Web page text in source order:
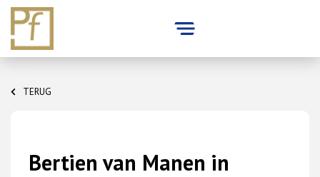
content
TERUG
Bertien van Manen in